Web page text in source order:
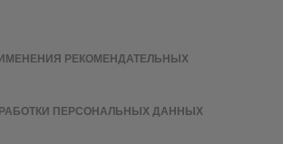
РЕКОМЕНДАТЕЛЬНЫХ
ПЕРСОНАЛЬНЫХ ДАННЫХ